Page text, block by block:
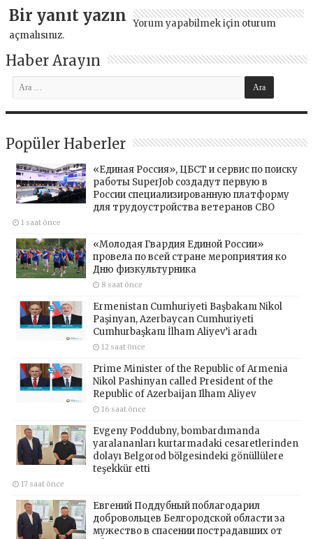
Bir yanıt yazın Yorum yapabilmek için oturum
açmalısınız.
Haber Arayın
Popüler Haberler
«Единая Россия», ЦБСТ и сервис по поиску
работы SuperJob создадут первую в
России специализированную платформу
для трудоустройства ветеранов СВО
1 saat önce
«Молодая Гвардия Единой России»
провела по всей стране мероприятия ко
Дню физкультурника
8 saat önce
Ermenistan Cumhuriyeti Başbakanı Nikol
Paşinyan, Azerbaycan Cumhuriyeti
Cumhurbaşkanı İlham Aliyev’i aradı
12 saat önce
Prime Minister of the Republic of Armenia
Nikol Pashinyan called President of the
Republic of Azerbaijan Ilham Aliyev
16 saat önce
Evgeny Poddubny, bombardımanda
yaralananları kurtarmadaki cesaretlerinden
dolayı Belgorod bölgesindeki gönüllülere
teşekkür etti
17 saat önce
Евгений Поддубный поблагодарил
добровольцев Белгородской области за
мужество в спасении пострадавших от